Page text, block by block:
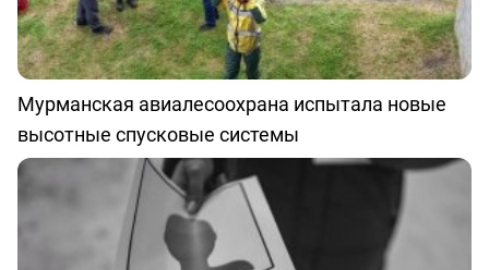
Мурманская авиалесоохрана испытала новые
высотные спусковые системы